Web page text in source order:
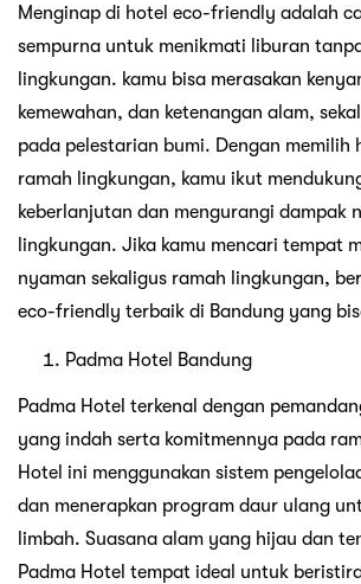
Menginap di hotel eco-friendly adalah
sempurna untuk menikmati liburan
lingkungan. kamu bisa merasakan
kemewahan, dan ketenangan alam,
pada pelestarian bumi. Dengan
ramah lingkungan, kamu ikut
keberlanjutan dan mengurangi dampak
lingkungan. Jika kamu mencari tempat
nyaman sekaligus ramah lingkungan,
eco-friendly terbaik di Bandung yang
Padma Hotel Bandung
Padma Hotel terkenal dengan
yang indah serta komitmennya pada
Hotel ini menggunakan sistem
dan menerapkan program daur ulang
limbah. Suasana alam yang hijau dan
Padma Hotel tempat ideal untuk